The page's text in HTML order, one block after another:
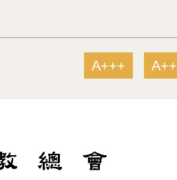
A+++ A++